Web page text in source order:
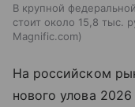
В крупной
стоит около 15,8 тыс.
Magnific.com
На российском
нового улова